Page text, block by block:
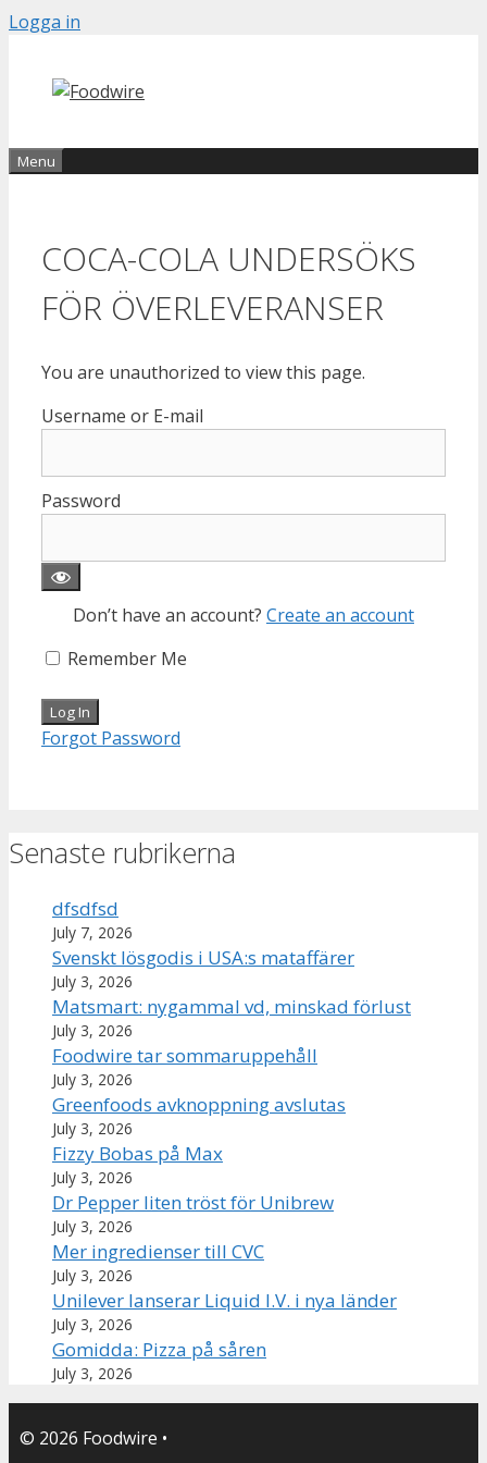
Skip
content
Logga in
Menu
COCA-COLA UNDERSÖKS
FÖR ÖVERLEVERANSER
You are unauthorized to view this page.
Username or E-mail
Password
Don’t have an account? Create an account
Remember Me
Forgot Password
Senaste rubrikerna
dfsdfsd
July 7, 2026
Svenskt lösgodis i USA:s mataffärer
July 3, 2026
Matsmart: nygammal vd, minskad förlust
July 3, 2026
Foodwire tar sommaruppehåll
July 3, 2026
Greenfoods avknoppning avslutas
July 3, 2026
Fizzy Bobas på Max
July 3, 2026
Dr Pepper liten tröst för Unibrew
July 3, 2026
Mer ingredienser till CVC
July 3, 2026
Unilever lanserar Liquid I.V. i nya länder
July 3, 2026
Gomidda: Pizza på såren
July 3, 2026
© 2026 Foodwire •